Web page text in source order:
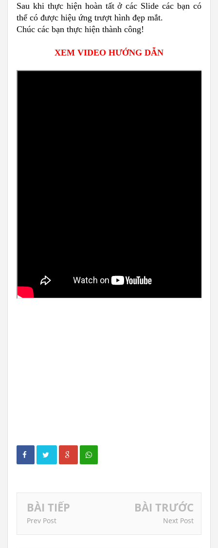
Sau khi thực hiện hoàn tất ở các Slide các bạn có
thể có được hiệu ứng trượt hình đẹp mắt.
Chúc các bạn thực hiện thành công!
XEM VIDEO HƯỚNG DẪN
BÀI TIẾP
Prev Post
BÀI TRƯỚC
Next Post